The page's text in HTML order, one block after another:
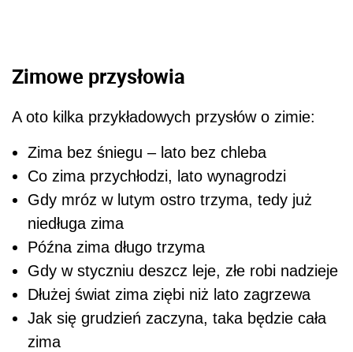
Zimowe przysłowia
A oto kilka przykładowych przysłów o zimie:
Zima bez śniegu – lato bez chleba
Co zima przychłodzi, lato wynagrodzi
Gdy mróz w lutym ostro trzyma, tedy już
niedługa zima
Późna zima długo trzyma
Gdy w styczniu deszcz leje, złe robi nadzieje
Dłużej świat zima ziębi niż lato zagrzewa
Jak się grudzień zaczyna, taka będzie cała
zima